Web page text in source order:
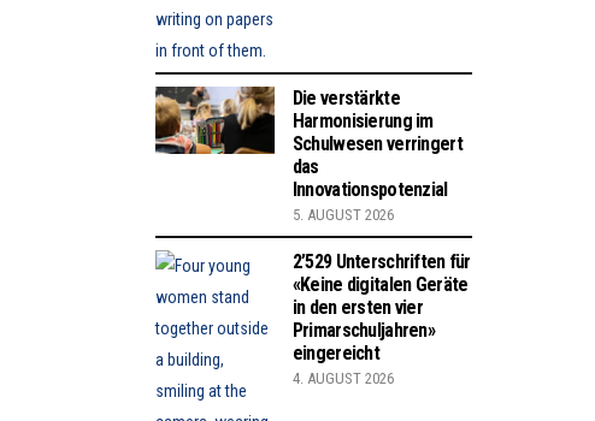
Die verstärkte
Harmonisierung im
Schulwesen verringert
das
Innovationspotenzial
5. AUGUST 2026
2’529 Unterschriften für
«Keine digitalen Geräte
in den ersten vier
Primarschuljahren»
eingereicht
4. AUGUST 2026